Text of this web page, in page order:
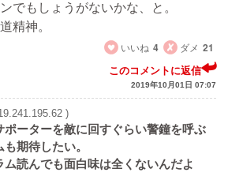
でもしょうがないかな、と。
精神。
いいね 4 ダメ 21
このコメントに返信
2019年10月01日 07:07
)
ーターを敵に回すぐらい警鐘を呼ぶ
期待したい。
読んでも面白味は全くないんだよ